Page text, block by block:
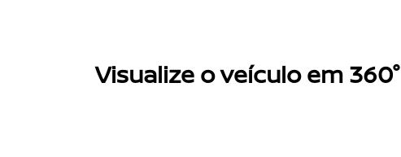
Visualize o veículo em 360°